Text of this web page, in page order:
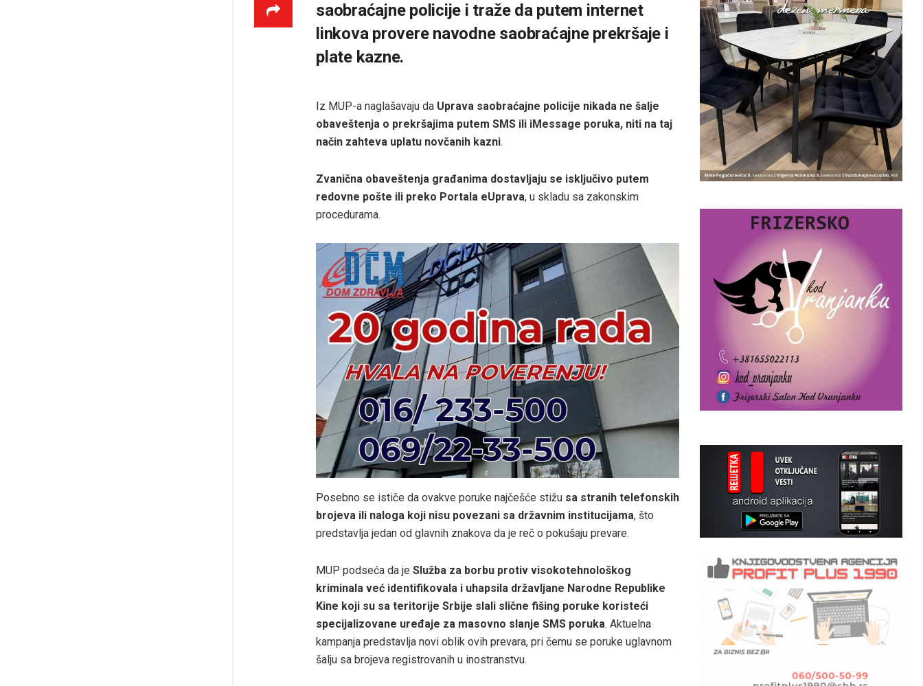
saobraćajne policije i traže da putem internet
linkova provere navodne saobraćajne prekršaje i
plate kazne.
Iz MUP-a naglašavaju da Uprava saobraćajne policije nikada ne šalje
obaveštenja o prekršajima putem SMS ili iMessage poruka, niti na taj
način zahteva uplatu novčanih kazni.
Zvanična obaveštenja građanima dostavljaju se isključivo putem
redovne pošte ili preko Portala eUprava, u skladu sa zakonskim
procedurama.
Posebno se ističe da ovakve poruke najčešće stižu sa stranih telefonskih
brojeva ili naloga koji nisu povezani sa državnim institucijama, što
predstavlja jedan od glavnih znakova da je reč o pokušaju prevare.
MUP podseća da je Služba za borbu protiv visokotehnološkog
kriminala već identifikovala i uhapsila državljane Narodne Republike
Kine koji su sa teritorije Srbije slali slične fišing poruke koristeći
specijalizovane uređaje za masovno slanje SMS poruka. Aktuelna
kampanja predstavlja novi oblik ovih prevara, pri čemu se poruke uglavnom
šalju sa brojeva registrovanih u inostranstvu.